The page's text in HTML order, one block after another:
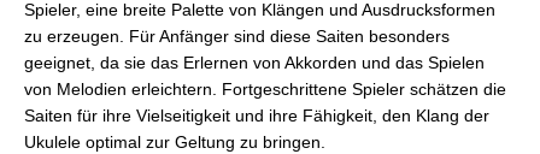
Spieler, eine breite Palette von Klängen und Ausdrucksformen
zu erzeugen. Für Anfänger sind diese Saiten besonders
geeignet, da sie das Erlernen von Akkorden und das Spielen
von Melodien erleichtern. Fortgeschrittene Spieler schätzen die
Saiten für ihre Vielseitigkeit und ihre Fähigkeit, den Klang der
Ukulele optimal zur Geltung zu bringen.